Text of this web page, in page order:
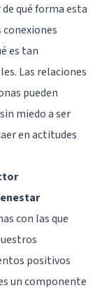
qué forma esta
es tan
Las relaciones
pueden
miedo a ser
en actitudes
con las que
positivos
un componente